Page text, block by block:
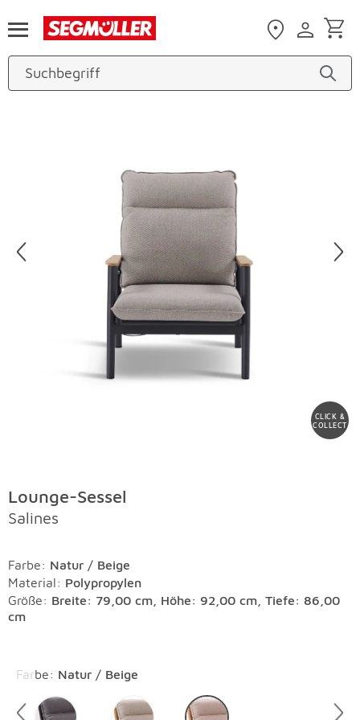
CLICK &
COLLECT
Lounge-Sessel
Salines
Farbe: Natur / Beige
Material: Polypropylen
Größe: Breite: 79,00 cm, Höhe: 92,00 cm, Tiefe: 86,00
cm
Farbe: Natur / Beige